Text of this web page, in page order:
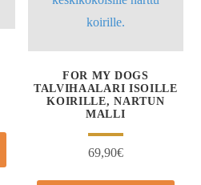
FOR MY DOGS
TALVIHAALARI ISOILLE
KOIRILLE, NARTUN
MALLI
69,90€